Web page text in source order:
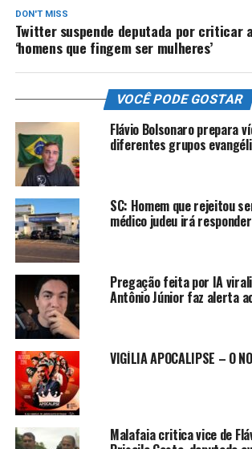
DON'T MISS
Twitter suspende deputada por criticar
‘homens que fingem ser mulheres’
VOCÊ PODE GOSTAR
Flávio Bolsonaro prepara
diferentes grupos
SC: Homem que rejeitou
médico judeu irá
Pregação feita por IA
Antônio Júnior faz alerta
VIGÍLIA APOCALIPSE – O
Malafaia critica vice de